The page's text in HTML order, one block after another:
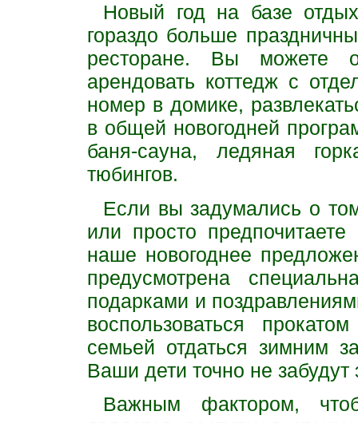
Новый год на базе
гораздо больше
ресторане. Вы можете
арендовать коттедж с
номер в домике,
в общей новогодней
баня-сауна, ледяная
тюбингов.
Если вы задумались о
или просто
наше новогоднее
предусмотрена
подарками и
воспользоваться
семьей отдаться зимним
Ваши дети точно не забудут
Важным фактором,